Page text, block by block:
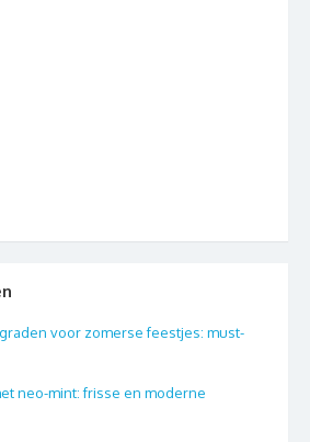
voor zomerse feestjes: must-
neo-mint: frisse en moderne